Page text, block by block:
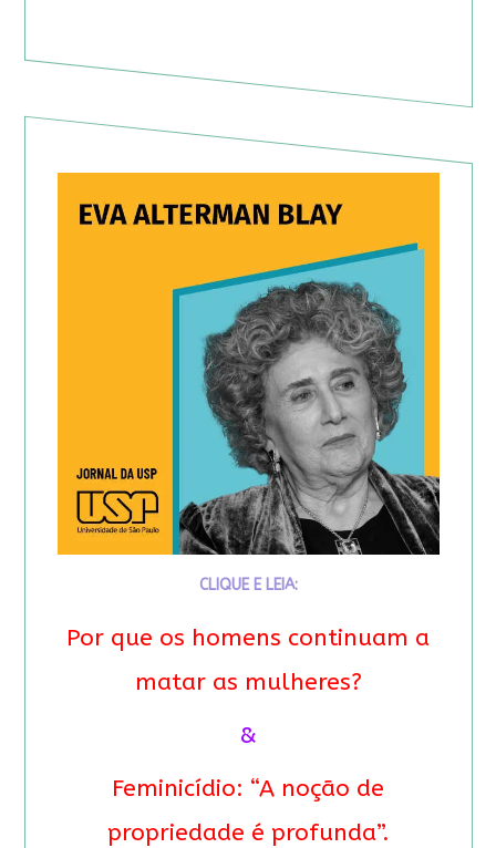
CLIQUE E LEIA:
Por que os homens continuam a
matar as mulheres?
&
Feminicídio: “A noção de
propriedade é profunda”.